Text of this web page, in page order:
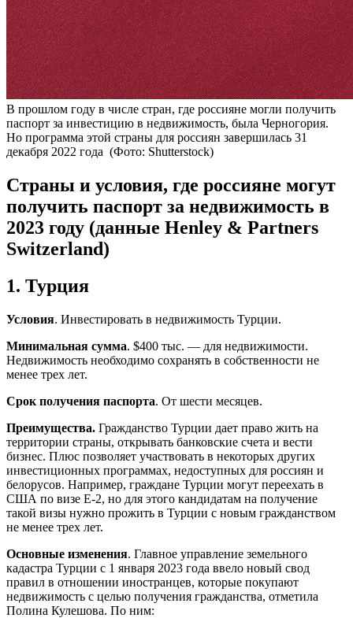
В прошлом году в числе стран, где россияне могли получить
паспорт за инвестицию в недвижимость, была Черногория.
Но программа этой страны для россиян завершилась 31
декабря 2022 года (Фото: Shutterstock)
Страны и условия, где россияне могут
получить паспорт за недвижимость в
2023 году (данные Henley & Partners
Switzerland)
1. Турция
Условия. Инвестировать в недвижимость Турции.
Минимальная сумма. $400 тыс. — для недвижимости.
Недвижимость необходимо сохранять в собственности не
менее трех лет.
Срок получения паспорта. От шести месяцев.
Преимущества. Гражданство Турции дает право жить на
территории страны, открывать банковские счета и вести
бизнес. Плюс позволяет участвовать в некоторых других
инвестиционных программах, недоступных для россиян и
белорусов. Например, граждане Турции могут переехать в
США по визе Е-2, но для этого кандидатам на получение
такой визы нужно прожить в Турции с новым гражданством
не менее трех лет.
Основные изменения. Главное управление земельного
кадастра Турции с 1 января 2023 года ввело новый свод
правил в отношении иностранцев, которые покупают
недвижимость с целью получения гражданства, отметила
Полина Кулешова. По ним: